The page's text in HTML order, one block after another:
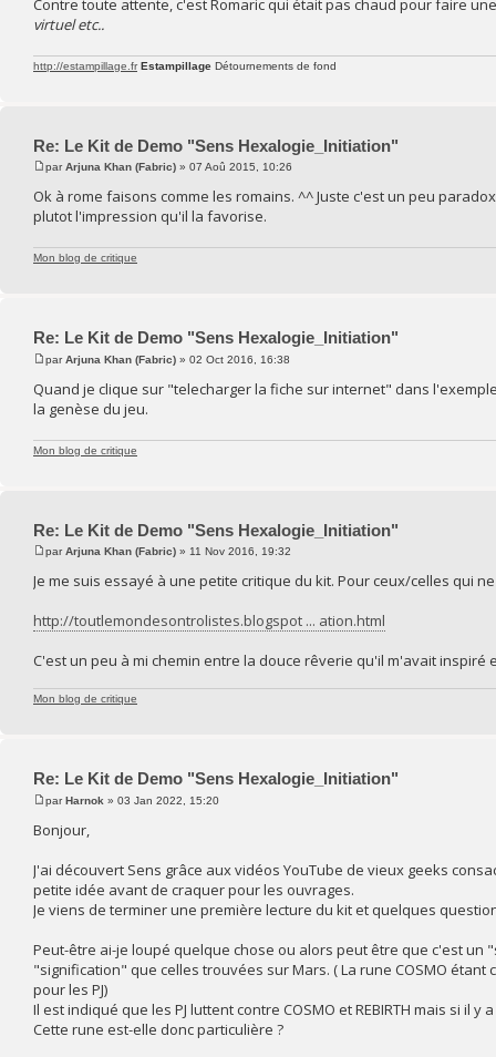
virtuel etc..
http://estampillage.fr Estampillage Détournements de fond
Re: Le Kit de Demo "Sens Hexalogie_Initiation"
parArjuna Khan (Fabric) » 07 Aoû 2015, 10:26
Ok à rome faisons comme les romains. ^^ Juste c'est un peu
plutot l'impression qu'il la favorise.
Mon blog de critique
Re: Le Kit de Demo "Sens Hexalogie_Initiation"
parArjuna Khan (Fabric) » 02 Oct 2016, 16:38
Quand je clique sur "telecharger la fiche sur internet" dans
la genèse du jeu.
Mon blog de critique
Re: Le Kit de Demo "Sens Hexalogie_Initiation"
parArjuna Khan (Fabric) » 11 Nov 2016, 19:32
Je me suis essayé à une petite critique du kit. Pour ceux/celles qui
http://toutlemondesontrolistes.blogspot ... ation.html
C'est un peu à mi chemin entre la douce rêverie qu'il m'avait
Mon blog de critique
Re: Le Kit de Demo "Sens Hexalogie_Initiation"
parHarnok » 03 Jan 2022, 15:20
Bonjour,
J'ai découvert Sens grâce aux vidéos YouTube de vieux geeks
petite idée avant de craquer pour les ouvrages.
Je viens de terminer une première lecture du kit et quelques
Peut-être ai-je loupé quelque chose ou alors peut être que c'est un
"signification" que celles trouvées sur Mars. ( La rune COSMO
pour les PJ)
Il est indiqué que les PJ luttent contre COSMO et REBIRTH mais si il
Cette rune est-elle donc particulière ?